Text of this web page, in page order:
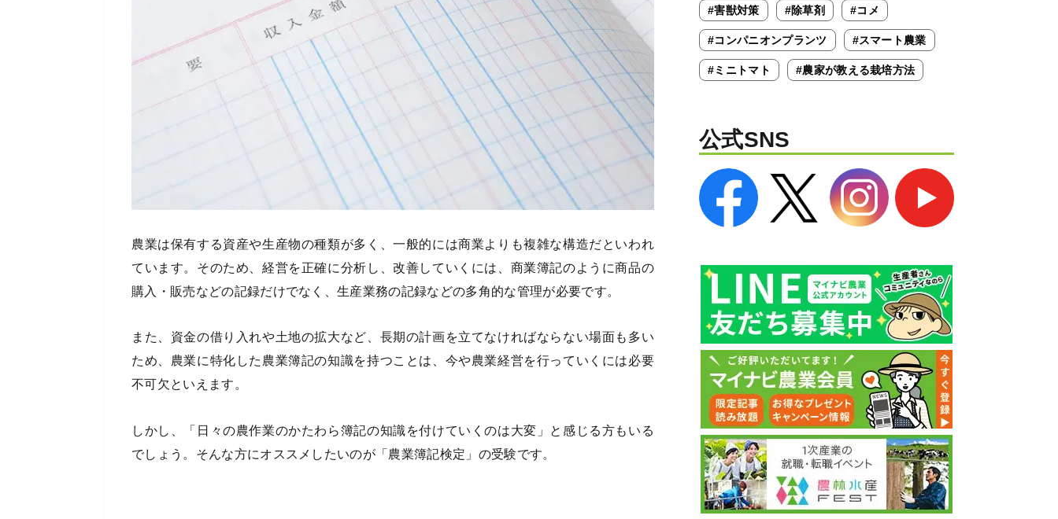
農業は保有する資産や生産物の種類が多く、一般的には商業よりも複雑な構造だといわれ
ています。そのため、経営を正確に分析し、改善していくには、商業簿記のように商品の
購入・販売などの記録だけでなく、生産業務の記録などの多角的な管理が必要です。
また、資金の借り入れや土地の拡大など、長期の計画を立てなければならない場面も多い
ため、農業に特化した農業簿記の知識を持つことは、今や農業経営を行っていくには必要
不可欠といえます。
しかし、「日々の農作業のかたわら簿記の知識を付けていくのは大変」と感じる方もいる
でしょう。そんな方にオススメしたいのが「農業簿記検定」の受験です。
#害獣対策 #除草剤 #コメ
#コンパニオンプランツ #スマート農業
#ミニトマト #農家が教える栽培方法
公式SNS